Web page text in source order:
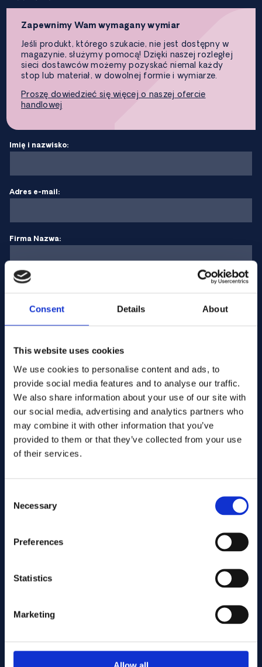
Consent Details About
This website uses cookies
We use cookies to personalise content and ads, to
provide social media features and to analyse our traffic.
We also share information about your use of our site with
our social media, advertising and analytics partners who
may combine it with other information that you’ve
provided to them or that they’ve collected from your use
of their services.
Selection
Necessary
Preferences
Statistics
Marketing
Allow all
Zapewnimy Wam wymagany wymiar
Jeśli produkt, którego szukacie, nie jest dostępny w
magazynie, służymy pomocą! Dzięki naszej rozległej
sieci dostawców możemy pozyskać niemal każdy
stop lub materiał, w dowolnej formie i wymiarze.
Proszę dowiedzieć się więcej o naszej ofercie
handlowej
Imię i nazwisko:
Adres e-mail:
Firma Nazwa:
Wprowadź ilość
Wyślij
Cutting services